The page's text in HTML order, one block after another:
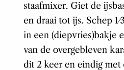
staafmixer. Giet de
en draai tot ijs. Schep
in een (diepvries)bakje
van de overgebleven
dit 2 keer en eindig